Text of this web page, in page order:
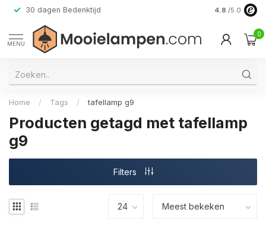
30 dagen Bedenktijd Verzending
4.8 /5.0
MENU
0
Home / Tags / tafellamp g9
Producten getagd met tafellamp
g9
Filters